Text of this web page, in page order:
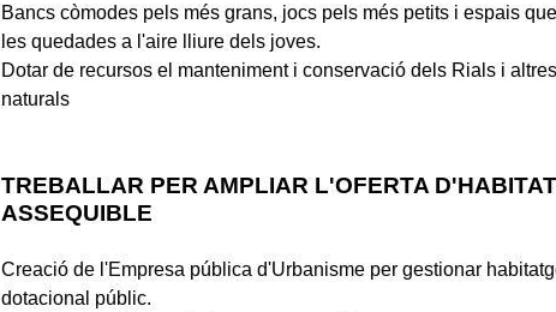
Bancs còmodes pels més grans, jocs pels més petits i espais
les quedades a l'aire lliure dels joves.
Dotar de recursos el manteniment i conservació dels Rials i
naturals
TREBALLAR PER AMPLIAR L'OFERTA
ASSEQUIBLE
Creació de l'Empresa pública d'Urbanisme per gestionar
dotacional públic.